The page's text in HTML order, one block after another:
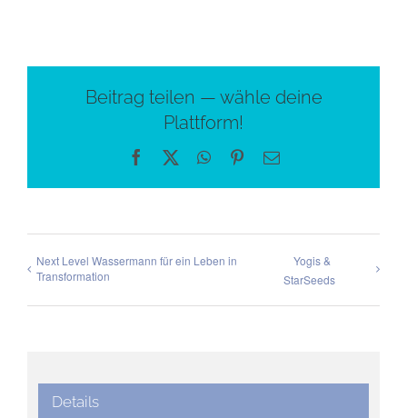
Beitrag teilen — wähle deine
Plattform!
Facebook
X WhatsApp
Pinterest
E-
Next Level Wassermann für ein Leben in
Transformation
Yogis &
StarSeeds
Details